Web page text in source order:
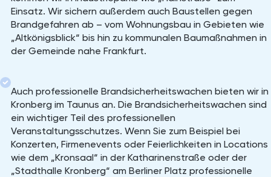
Einsatz. Wir sichern außerdem auch Baustellen gegen
Brandgefahren ab – vom Wohnungsbau in Gebieten wie
„Altkönigsblick“ bis hin zu kommunalen Baumaßnahmen in
der Gemeinde nahe Frankfurt.
Auch professionelle Brandsicherheitswachen bieten wir in
Kronberg im Taunus an. Die Brandsicherheitswachen sind
ein wichtiger Teil des professionellen
Veranstaltungsschutzes. Wenn Sie zum Beispiel bei
Konzerten, Firmenevents oder Feierlichkeiten in Locations
wie dem „Kronsaal“ in der Katharinenstraße oder der
„Stadthalle Kronberg“ am Berliner Platz professionelle